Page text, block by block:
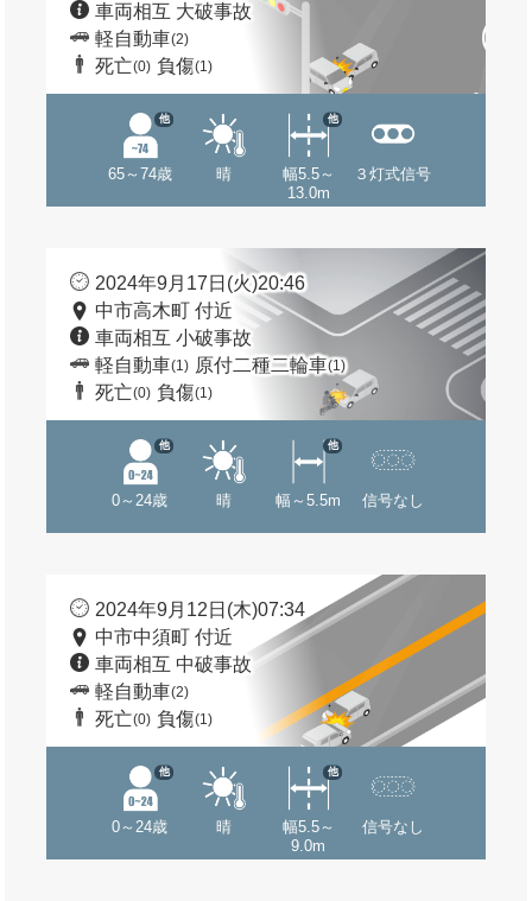
車両相互 大破事故
軽自動車(2)
死亡(0) 負傷(1)
65～74歳
他
晴
幅5.5～
13.0m
他
３灯式信号
2024年9月17日(火)20:46
中市高木町 付近
車両相互 小破事故
軽自動車(1) 原付二種二輪車(1)
死亡(0) 負傷(1)
0～24歳
他
晴 幅～5.5m
他
信号なし
2024年9月12日(木)07:34
中市中須町 付近
車両相互 中破事故
軽自動車(2)
死亡(0) 負傷(1)
0～24歳
他
晴
幅5.5～
9.0m
他
信号なし